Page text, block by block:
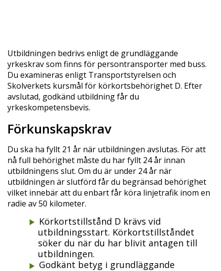
Utbildningen bedrivs enligt de grundläggande
yrkeskrav som finns för persontransporter med buss.
Du examineras enligt Transportstyrelsen och
Skolverkets kursmål för körkortsbehörighet D. Efter
avslutad, godkänd utbildning får du
yrkeskompetensbevis.
Förkunskapskrav
Du ska ha fyllt 21 år när utbildningen avslutas. För att
nå full behörighet måste du har fyllt 24 år innan
utbildningens slut. Om du är under 24 år när
utbildningen är slutförd får du begränsad behörighet
vilket innebär att du enbart får köra linjetrafik inom en
radie av 50 kilometer.
Körkortstillstånd D krävs vid
utbildningsstart. Körkortstillståndet
söker du när du har blivit antagen till
utbildningen.
Godkänt betyg i grundläggande